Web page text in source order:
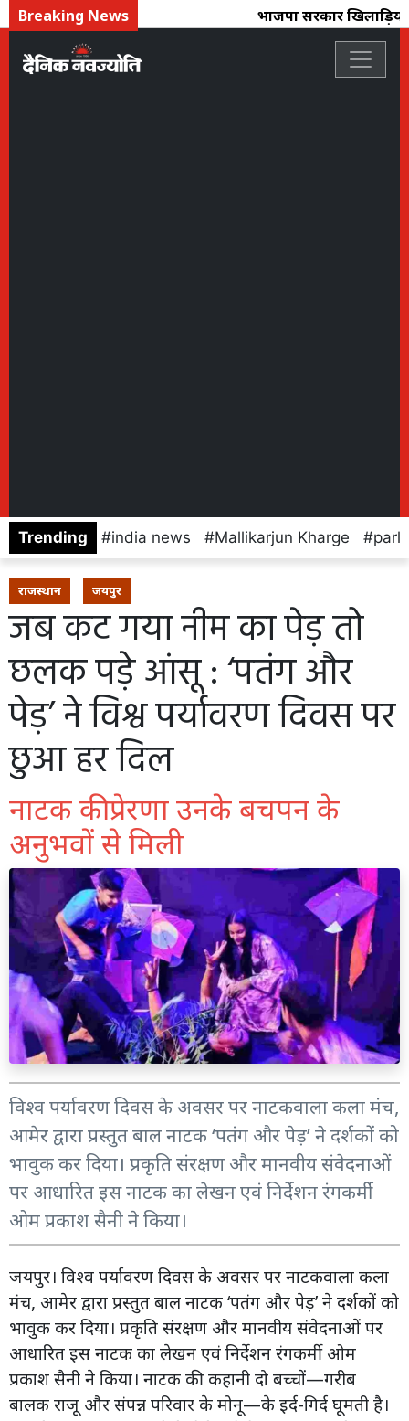
Breaking News भाजपा सरकार खिलाड़ियों
Trending india news Mallikarjun Kharge
राजस्थान जयपुर
जब कट गया नीम का पेड़ तो
छलक पड़े आंसू : ‘पतंग और
पेड़’ ने विश्व पर्यावरण दिवस पर
छुआ हर दिल
नाटक की प्रेरणा उनके बचपन के
अनुभवों से मिली
विश्व पर्यावरण दिवस के अवसर पर नाटकवाला कला मंच,
आमेर द्वारा प्रस्तुत बाल नाटक ‘पतंग और पेड़’ ने दर्शकों को
भावुक कर दिया। प्रकृति संरक्षण और मानवीय संवेदनाओं
पर आधारित इस नाटक का लेखन एवं निर्देशन रंगकर्मी
ओम प्रकाश सैनी ने किया।
जयपुर। विश्व पर्यावरण दिवस के अवसर पर नाटकवाला कला
मंच, आमेर द्वारा प्रस्तुत बाल नाटक ‘पतंग और पेड़’ ने दर्शकों को
भावुक कर दिया। प्रकृति संरक्षण और मानवीय संवेदनाओं पर
आधारित इस नाटक का लेखन एवं निर्देशन रंगकर्मी ओम
प्रकाश सैनी ने किया। नाटक की कहानी दो बच्चों—गरीब
बालक राजू और संपन्न परिवार के मोनू—के इर्द-गिर्द घूमती है।